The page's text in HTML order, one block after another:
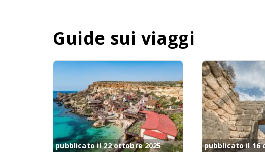
Guide sui viaggi
pubblicato il 22 ottobre 2025 pubblicato il 16